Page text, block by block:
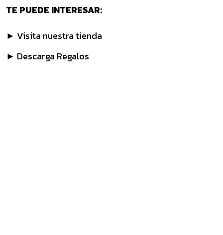
TE PUEDE INTERESAR:
► Visita nuestra tienda
► Descarga Regalos